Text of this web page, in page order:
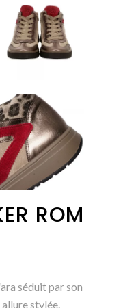
ROM
séduit par son
stylée.